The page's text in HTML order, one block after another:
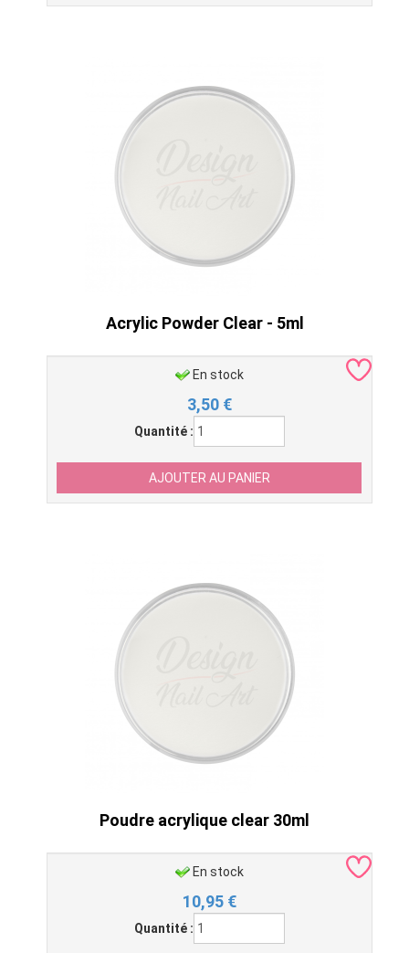
Acrylic Powder Clear - 5ml
En stock
3,50 €
Quantité :
Poudre acrylique clear 30ml
En stock
10,95 €
Quantité :